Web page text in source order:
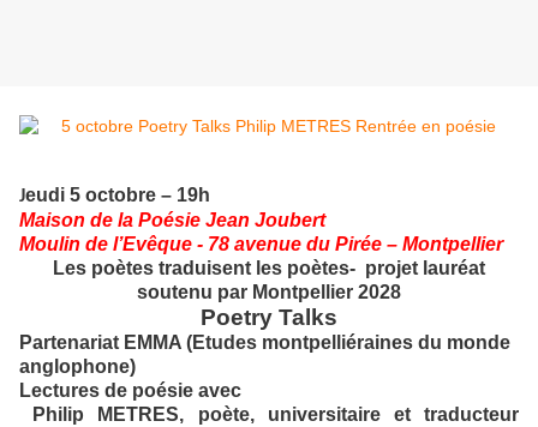
Jeudi 5 octobre – 19h
Maison de la Poésie Jean Joubert
Moulin de l’Evêque - 78 avenue du Pirée – Montpellier
Les poètes traduisent les poètes- projet lauréat
soutenu par Montpellier 2028
Poetry Talks
Partenariat EMMA (Etudes montpelliéraines du monde
anglophone)
Lectures de poésie avec
Philip METRES, poète, universitaire et traducteur